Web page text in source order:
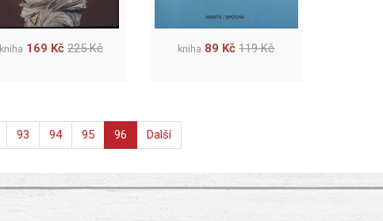
kniha 169 Kč 225 Kč kniha 89 Kč 119 Kč
93 94 95 96 Další